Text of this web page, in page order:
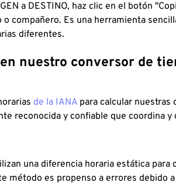
a DESTINO, haz clic en el botón
compañero. Es una herramienta
diferentes.
nuestro conversor de
de la IANA para calcular nuestras
reconocida y confiable que coordina y
una diferencia horaria estática para
método es propenso a errores debido